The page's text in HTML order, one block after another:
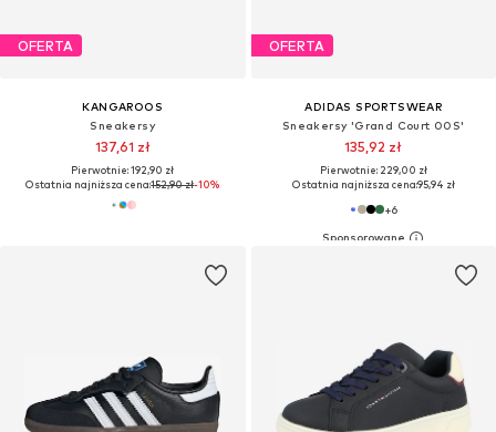
OFERTA
KANGAROOS
Sneakersy
137,61 zł
Pierwotnie: 192,90 zł
Ostatnia najniższa cena:152,90 zł-10%
OFERTA
ADIDAS SPORTSWEAR
Sneakersy 'Grand Court 00S'
135,92 zł
Pierwotnie: 229,00 zł
Ostatnia najniższa cena:95,94 zł
+6